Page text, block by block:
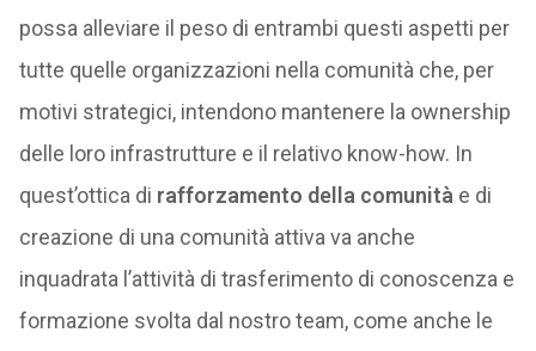
possa alleviare il peso di entrambi questi aspetti per
tutte quelle organizzazioni nella comunità che, per
motivi strategici, intendono mantenere la ownership
delle loro infrastrutture e il relativo know-how. In
quest’ottica di rafforzamento della comunità e di
creazione di una comunità attiva va anche
inquadrata l’attività di trasferimento di conoscenza e
formazione svolta dal nostro team, come anche le